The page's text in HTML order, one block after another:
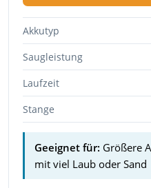
Akkutyp
Saugleistung
Laufzeit
Stange
Geeignet für: Größere
mit viel Laub oder Sand